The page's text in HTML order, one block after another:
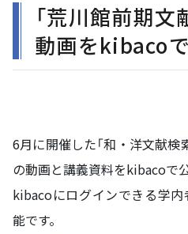
「荒川館前期文
動画をkibaco
6月に開催した「和・洋文献検
の動画と講義資料をkibacoで
kibacoにログインできる学
能です。